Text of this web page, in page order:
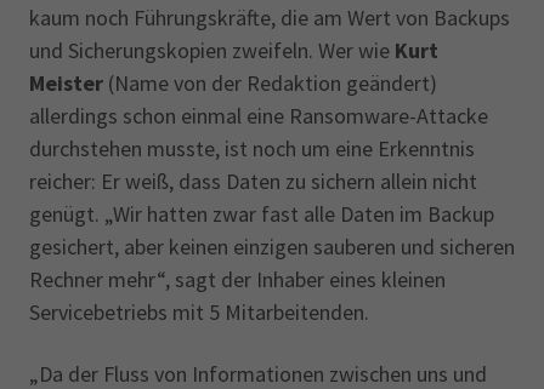
kaum noch Führungskräfte, die am Wert von Backups
und Sicherungskopien zweifeln. Wer wie Kurt
Meister (Name von der Redaktion geändert)
allerdings schon einmal eine Ransomware-Attacke
durchstehen musste, ist noch um eine Erkenntnis
reicher: Er weiß, dass Daten zu sichern allein nicht
genügt. „Wir hatten zwar fast alle Daten im Backup
gesichert, aber keinen einzigen sauberen und sicheren
Rechner mehr“, sagt der Inhaber eines kleinen
Servicebetriebs mit 5 Mitarbeitenden.
„Da der Fluss von Informationen zwischen uns und